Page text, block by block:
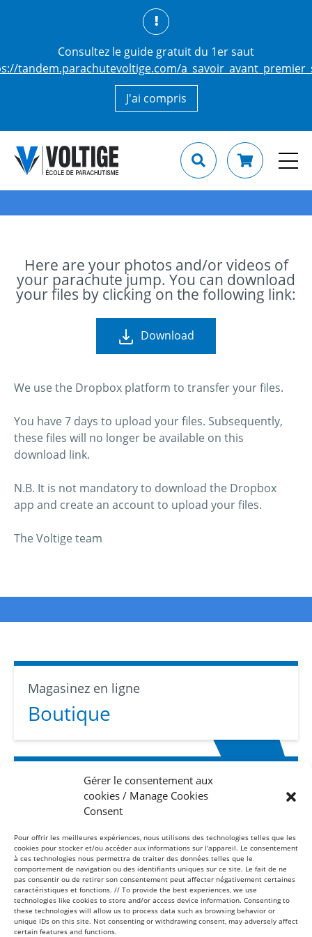
Gérer le consentement aux
cookies / Manage Cookies
Consent
Pour offrir les meilleures expériences, nous utilisons des technologies telles que les
cookies pour stocker et/ou accéder aux informations sur l'appareil. Le consentement
à ces technologies nous permettra de traiter des données telles que le
comportement de navigation ou des identifiants uniques sur ce site. Le fait de ne
pas consentir ou de retirer son consentement peut affecter négativement certaines
caractéristiques et fonctions. // To provide the best experiences, we use
technologies like cookies to store and/or access device information. Consenting to
these technologies will allow us to process data such as browsing behavior or
unique IDs on this site. Not consenting or withdrawing consent, may adversely affect
certain features and functions.
Consultez le guide gratuit du 1er saut
tandem.parachutevoltige.com/
J'ai compris
Here are your photos and/or videos of
your parachute jump. You can download
your files by clicking on the following link:
Download
We use the Dropbox platform to transfer your files.
You have 7 days to upload your files. Subsequently,
these files will no longer be available on this
download link.
N.B. It is not mandatory to download the Dropbox
app and create an account to upload your files.
The Voltige team
Magasinez en ligne
Boutique
Abonnez-vous
Infolettre
Sans frais
1-877-865-8443